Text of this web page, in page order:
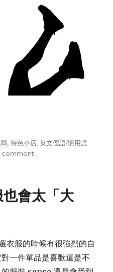
,特色小店 ,英文俚語/慣用語
comment
況
“Ate
It”
是
「吃」
會太「大
衣服的時候有很強烈的自
一件單品是喜歡還是不